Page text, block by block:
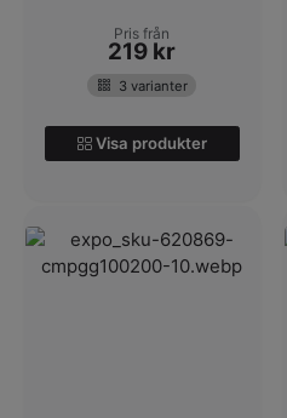
Pris från
219 kr
3 varianter
Visa produkter